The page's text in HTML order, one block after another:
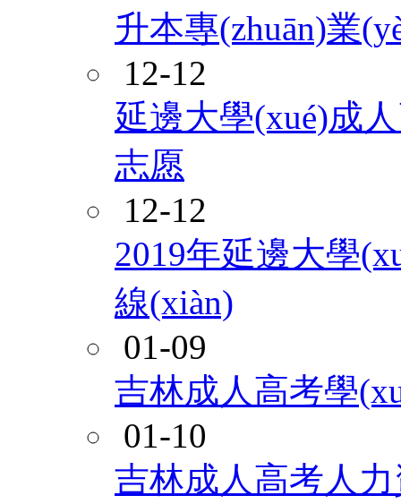
升本專(zhuān)業
12-12
延邊大學(xué)成
志愿
12-12
2019年延邊大學
線(xiàn)
01-09
吉林成人高考學
01-10
吉林成人高考人